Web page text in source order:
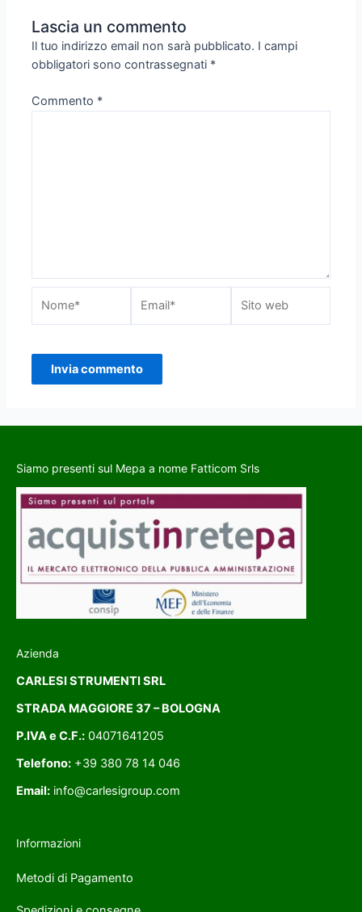
Lascia un commento
Il tuo indirizzo email non sarà pubblicato. I campi
obbligatori sono contrassegnati *
Commento *
Siamo presenti sul Mepa a nome Fatticom Srls
Azienda
CARLESI STRUMENTI SRL
STRADA MAGGIORE 37 – BOLOGNA
P.IVA e C.F.: 04071641205
Telefono: +39 380 78 14 046
Email: info@carlesigroup.com
Informazioni
Metodi di Pagamento